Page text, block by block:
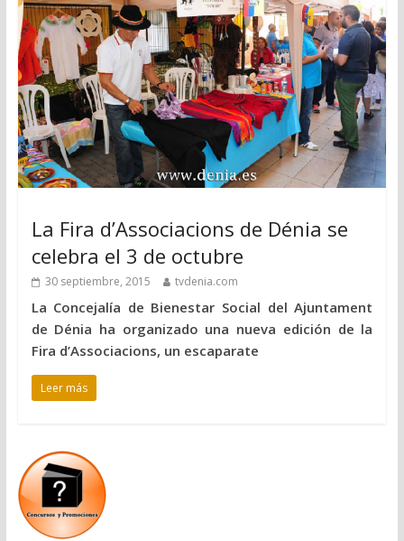
La Fira d’Associacions de Dénia se
celebra el 3 de octubre
30 septiembre, 2015 tvdenia.com
La Concejalía de Bienestar Social del Ajuntament
de Dénia ha organizado una nueva edición de la
Fira d’Associacions, un escaparate
Leer más